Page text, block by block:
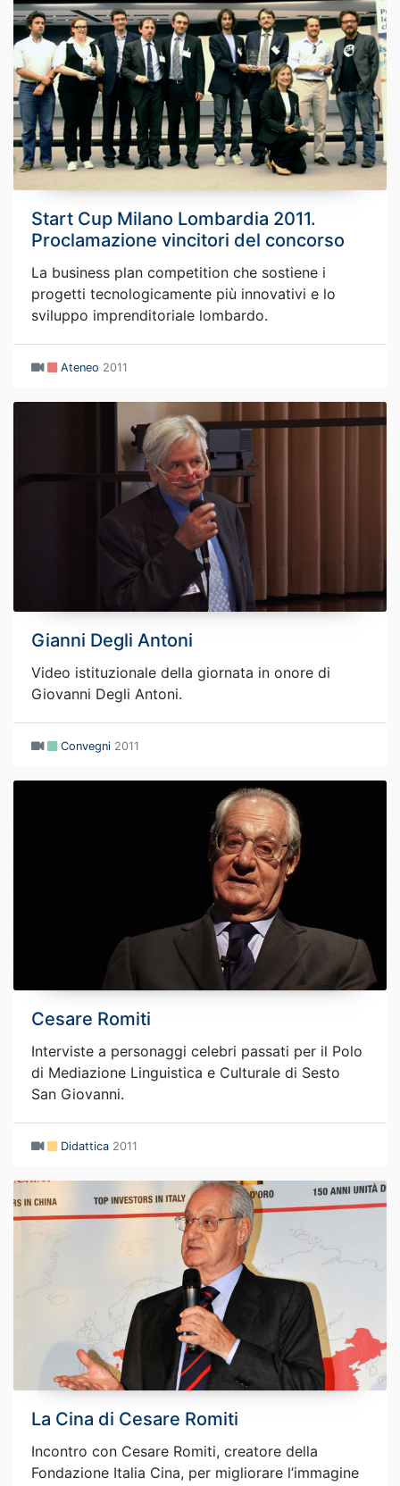
Start Cup Milano Lombardia 2011.
Proclamazione vincitori del concorso
La business plan competition che sostiene i
progetti tecnologicamente più innovativi e lo
sviluppo imprenditoriale lombardo.
Ateneo 2011
Gianni Degli Antoni
Video istituzionale della giornata in onore di
Giovanni Degli Antoni.
Convegni 2011
Cesare Romiti
Interviste a personaggi celebri passati per il Polo
di Mediazione Linguistica e Culturale di Sesto
San Giovanni.
Didattica 2011
La Cina di Cesare Romiti
Incontro con Cesare Romiti, creatore della
Fondazione Italia Cina, per migliorare l’immagine